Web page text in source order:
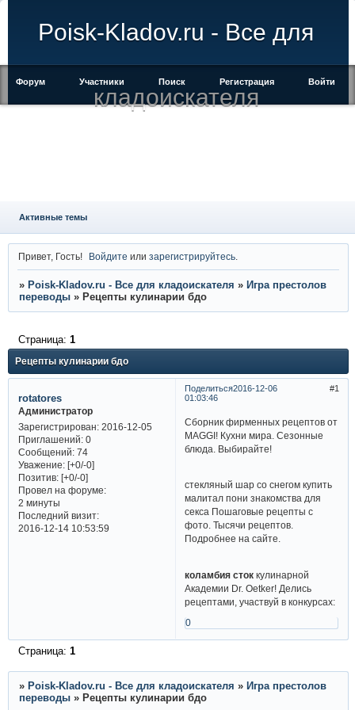
Poisk-Kladov.ru - Все для
кладоискателя
Форум Участники Поиск Регистрация Войти
Активные темы
Привет, Гость! Войдите илизарегистрируйтесь
» Poisk-Kladov.ru - Все для кладоискателя » Игра престолов
переводы » Рецепты кулинарии бдо
Рецепты кулинарии бдо
Страница: 1
Поделиться 1
2016-12-06
01:03:46
rotatores
Администратор
Зарегистрирован: 2016-12-05
Приглашений:0
Сообщений:74
Уважение: [+0/-0]
Позитив: [+0/-0]
Провел на форуме:
2 минуты
Последний визит:
2016-12-14 10:53:59
Сборник фирменных рецептов от
MAGGI! Кухни мира. Сезонные
блюда. Выбирайте!
стекляный шар со снегом купить
малитал пони знакомства для
секса Пошаговые рецепты c
фото. Тысячи рецептов.
Подробнее на сайте.
коламбия сток кулинарной
Академии Dr. Oetker! Делись
рецептами, участвуй в конкурсах:
0
Страница: 1
» Poisk-Kladov.ru - Все для кладоискателя » Игра престолов
переводы » Рецепты кулинарии бдо